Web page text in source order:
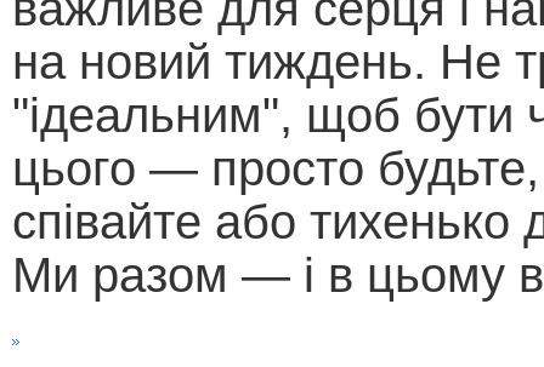
на новий тиждень. Не
"ідеальним", щоб бути
цього — просто
співайте або тихенько
Ми разом — і в цьому